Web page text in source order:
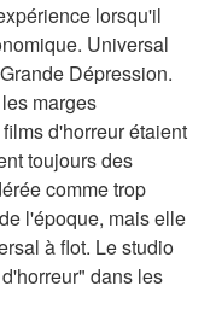
lorsqu'il
Universal
Dépression.
marges
d'horreur étaient
toujours des
comme trop
l'époque, mais elle
à flot. Le studio
dans les